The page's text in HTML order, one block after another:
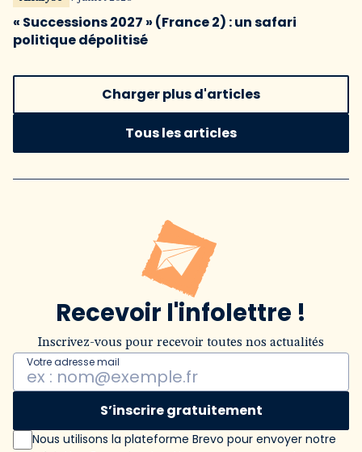
« Successions 2027 » (France 2) : un safari
politique dépolitisé
Charger plus d'articles
Tous les articles
Recevoir l'infolettre !
Inscrivez-vous pour recevoir toutes nos actualités
Votre adresse mail
S’inscrire gratuitement
Nous utilisons la plateforme Brevo pour envoyer notre